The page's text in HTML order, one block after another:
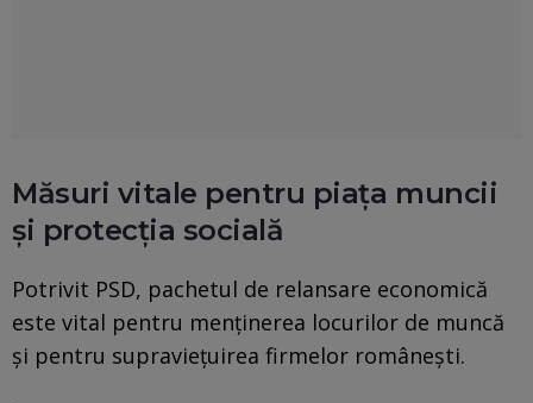
Măsuri vitale pentru piața muncii
și protecția socială
Potrivit PSD, pachetul de relansare economică
este vital pentru menţinerea locurilor de muncă
şi pentru supravieţuirea firmelor româneşti.